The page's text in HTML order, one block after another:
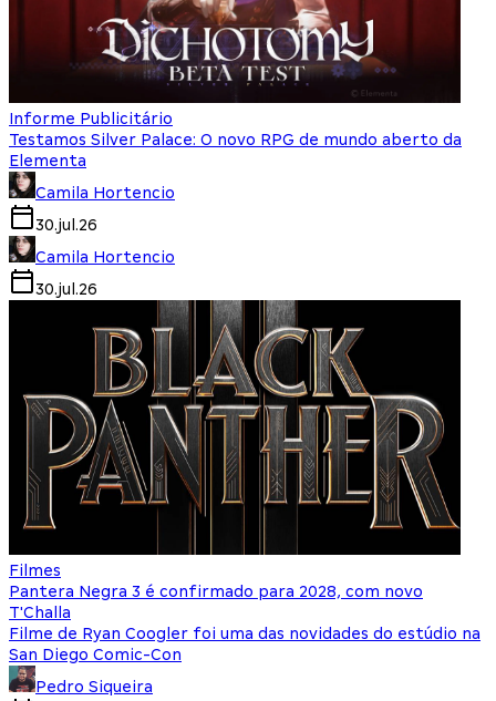
Informe Publicitário
Testamos Silver Palace: O novo RPG de mundo aberto da
Elementa
Camila Hortencio
30.jul.26
Camila Hortencio
30.jul.26
Filmes
Pantera Negra 3 é confirmado para 2028, com novo
T'Challa
Filme de Ryan Coogler foi uma das novidades do estúdio na
San Diego Comic-Con
Pedro Siqueira